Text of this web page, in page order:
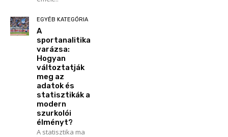
EGYÉB KATEGÓRIA
A
sportanalitika
varázsa:
Hogyan
változtatják
meg az
adatok és
statisztikák a
modern
szurkolói
élményt?
A statisztika ma